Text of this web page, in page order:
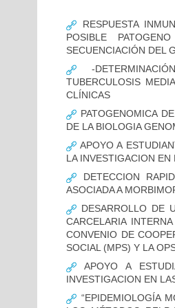
RESPUESTA
POSIBLE
SECUENCIACIÓN DEL
-
TUBERCULOSIS
CLÍNICAS
PATOGENOMICA
DE LA BIOLOGIA
APOYO A
LA INVESTIGACION EN
DETECCION
ASOCIADA A
DESARROLLO DE
CARCELARIA
CONVENIO DE
SOCIAL (MPS) Y LA
APOYO A
INVESTIGACION EN
“EPIDEMIOLOGÍA